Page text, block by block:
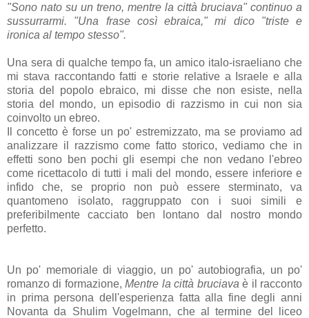
"Sono nato su un treno, mentre la città bruciava" continuo a
sussurrarmi. "Una frase così ebraica," mi dico "triste e
ironica al tempo stesso".
Una sera di qualche tempo fa, un amico italo-israeliano che
mi stava raccontando fatti e storie relative a Israele e alla
storia del popolo ebraico, mi disse che non esiste, nella
storia del mondo, un episodio di razzismo in cui non sia
coinvolto un ebreo.
Il concetto è forse un po' estremizzato, ma se proviamo ad
analizzare il razzismo come fatto storico, vediamo che in
effetti sono ben pochi gli esempi che non vedano l'ebreo
come ricettacolo di tutti i mali del mondo, essere inferiore e
infido che, se proprio non può essere sterminato, va
quantomeno isolato, raggruppato con i suoi simili e
preferibilmente cacciato ben lontano dal nostro mondo
perfetto.
Un po' memoriale di viaggio, un po' autobiografia, un po'
romanzo di formazione,Mentre la città bruciava è il racconto
in prima persona dell'esperienza fatta alla fine degli anni
Novanta da Shulim Vogelmann, che al termine del liceo